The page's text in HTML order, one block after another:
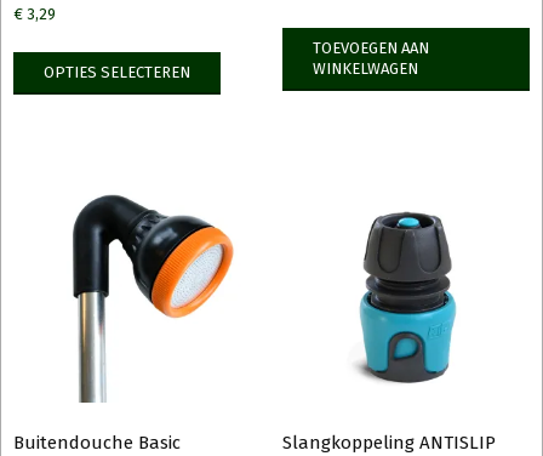
€ 3,29
OPTIES SELECTEREN
Dit
optie
kan
gekozen
TOEVOEGEN AAN
WINKELWAGEN
Buitendouche Basic
Slangkoppeling ANTISLIP